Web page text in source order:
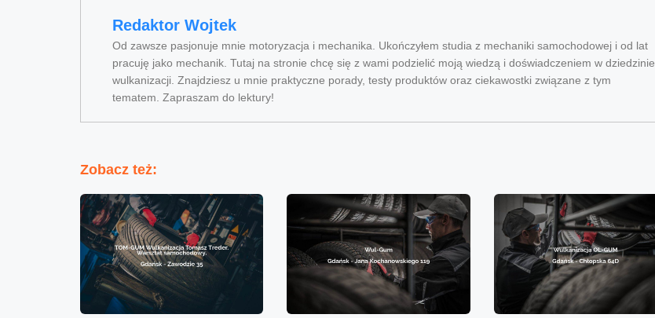
Redaktor Wojtek
Od zawsze pasjonuje mnie motoryzacja i mechanika. Ukończyłem studia z mechaniki samochodowej i od lat
pracuję jako mechanik. Tutaj na stronie chcę się z wami podzielić moją wiedzą i doświadczeniem w dziedzinie
wulkanizacji. Znajdziesz u mnie praktyczne porady, testy produktów oraz ciekawostki związane z tym
tematem. Zapraszam do lektury!
Zobacz też: